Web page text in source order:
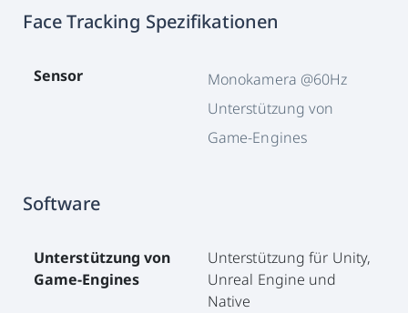
Face Tracking Spezifikationen
Sensor
Monokamera @60Hz
Unterstützung von
Game-Engines
Software
Unterstützung von
Game-Engines
Unterstützung für Unity,
Unreal Engine und
Native